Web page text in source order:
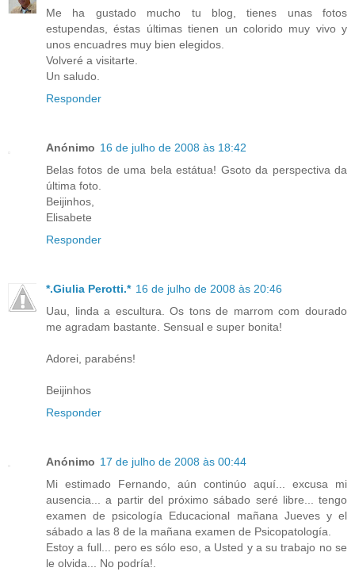
Me ha gustado mucho tu blog, tienes unas fotos
estupendas, éstas últimas tienen un colorido muy vivo y
unos encuadres muy bien elegidos.
Volveré a visitarte.
Un saludo.
Responder
Anónimo 16 de julho de 2008 às 18:42
Belas fotos de uma bela estátua! Gsoto da perspectiva da
última foto.
Beijinhos,
Elisabete
Responder
*.Giulia Perotti.* 16 de julho de 2008 às 20:46
Uau, linda a escultura. Os tons de marrom com dourado
me agradam bastante. Sensual e super bonita!
Adorei, parabéns!
Beijinhos
Responder
Anónimo 17 de julho de 2008 às 00:44
Mi estimado Fernando, aún continúo aquí... excusa mi
ausencia... a partir del próximo sábado seré libre... tengo
examen de psicología Educacional mañana Jueves y el
sábado a las 8 de la mañana examen de Psicopatología.
Estoy a full... pero es sólo eso, a Usted y a su trabajo no se
le olvida... No podría!.